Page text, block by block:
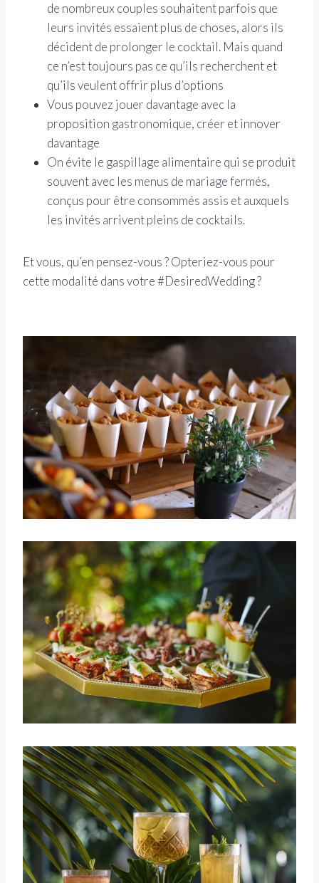
de nombreux couples souhaitent parfois que
leurs invités essaient plus de choses, alors ils
décident de prolonger le cocktail. Mais quand
ce n’est toujours pas ce qu’ils recherchent et
qu’ils veulent offrir plus d’options
Vous pouvez jouer davantage avec la
proposition gastronomique, créer et innover
davantage
On évite le gaspillage alimentaire qui se produit
souvent avec les menus de mariage fermés,
conçus pour être consommés assis et auxquels
les invités arrivent pleins de cocktails.
Et vous, qu’en pensez-vous ? Opteriez-vous pour
cette modalité dans votre #DesiredWedding ?